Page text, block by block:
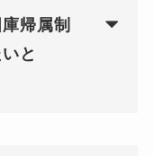
帰属制
と